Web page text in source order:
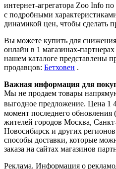
интернет-агрегатора Zoo Info по
с подробными
динамикой цен, чтобы сделать
Вы можете купить для
онлайн в 1 магазинах-
нашем каталоге представлены
продавцов: Бетховен .
Важная информация для
Мы не продаем товары
выгодное предложение. Цена 1
момент последнего обновления
жителей городов Москва,
Новосибирск и других
способы доставки, которые
заказа на сайтах магазинов
Реклама. Информация о